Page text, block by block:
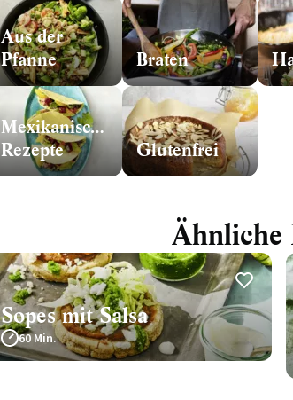
Aus der
Pfanne
Braten
Mexikanische
Rezepte
Glutenfrei
Ähnliche
Sopes mit Salsa
60 Min.